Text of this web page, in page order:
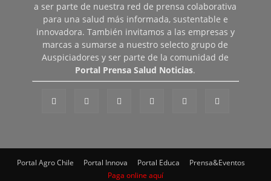
a ser parte de nuestra red de prensa colaborativa
para una salud más informada, sustentable e
innovadora. También invitamos a las empresas y
marcas a sumarse a nuestro selecto grupo de
Auspiciadores y ser parte de la comunidad de
Portal Prensa Salud Noticias.
Portal Agro Chile Portal Innova Portal Educa
Prensa&Eventos
Paga online aquí